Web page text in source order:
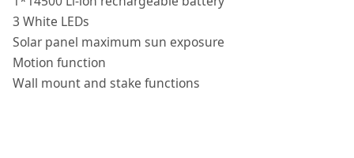
3 White LEDs
Solar panel maximum sun exposure
Motion function
Wall mount and stake functions